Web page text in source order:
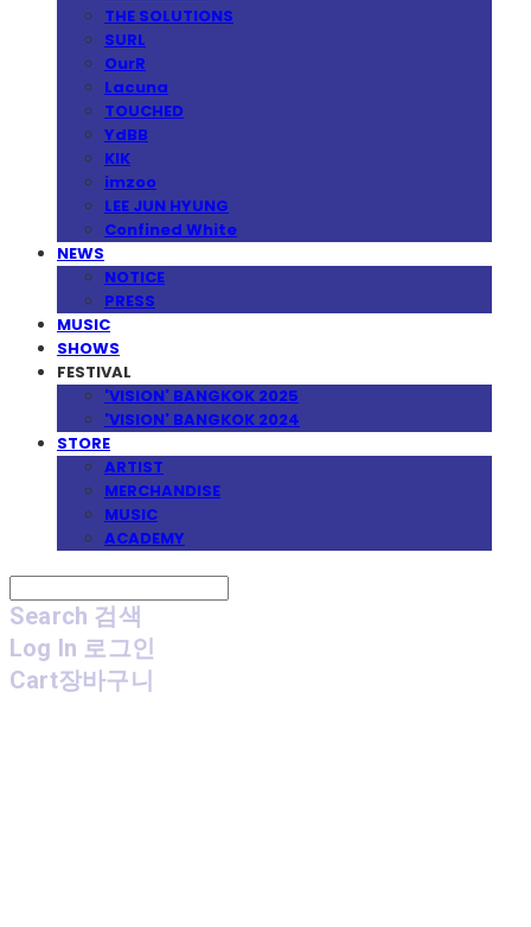
THE SOLUTIONS
SURL
OurR
Lacuna
TOUCHED
YdBB
KIK
imzoo
LEE JUN HYUNG
Confined White
NEWS
NOTICE
PRESS
MUSIC
SHOWS
FESTIVAL
'VISION' BANGKOK 2025
'VISION' BANGKOK 2024
STORE
ARTIST
MERCHANDISE
MUSIC
ACADEMY
Search 검색
Log In 로그인
Cart장바구니